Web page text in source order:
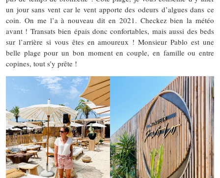
un jour sans vent car le vent apporte des odeurs d’algues dans ce
coin. On me l’a à nouveau dit en 2021. Checkez bien la météo
avant ! Transats bien épais donc confortables, mais aussi des beds
sur l’arrière si vous êtes en amoureux ! Monsieur Pablo est une
belle plage pour un bon moment en couple, en famille ou entre
copines, tout s’y prête !